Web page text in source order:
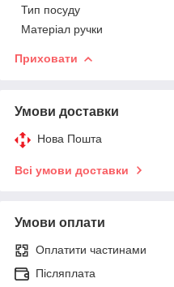
Тип посуду
Матеріал ручки
Приховати
Умови доставки
Нова Пошта
Всі умови доставки
Умови оплати
Оплатити частинами
Післяплата